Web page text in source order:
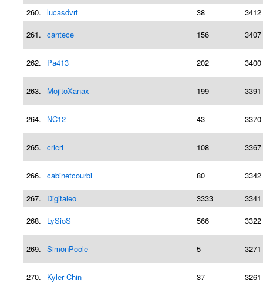
260. lucasdvrt 38
3412
261. cantece 156 3407
262. Pa413 202 3400
263. MojitoXanax 199 3391
264. NC12 43 3370
265. cricri 108 3367
266. cabinetcourbi 80 3342
267. Digitaleo 3333
3341
268.
LySioS 566 3322
269. SimonPoole 5 3271
270. Kyler Chin 37 3261